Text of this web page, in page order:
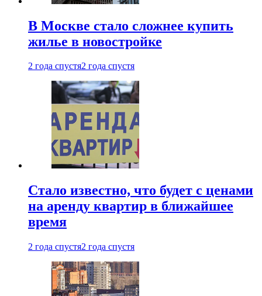
В Москве стало сложнее купить
жилье в новостройке
2 года спустя2 года спустя
Стало известно, что будет с ценами
на аренду квартир в ближайшее
время
2 года спустя2 года спустя